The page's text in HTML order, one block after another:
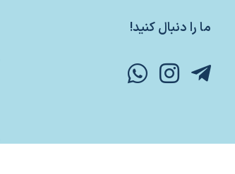
ما را دنبال کنید!